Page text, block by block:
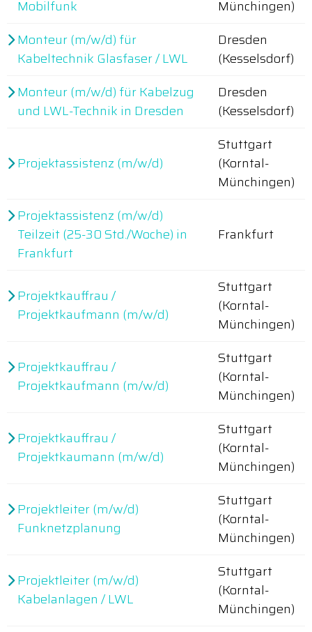
Mobilfunk
Münchingen)
Monteur (m/w/d) für
Kabeltechnik Glasfaser / LWL
Dresden
(Kesselsdorf)
Monteur (m/w/d) für Kabelzug
und LWL-Technik in Dresden
Dresden
(Kesselsdorf)
Projektassistenz (m/w/d)
Stuttgart
(Korntal-
Münchingen)
Projektassistenz (m/w/d)
Teilzeit (25-30 Std./Woche) in
Frankfurt
Frankfurt
Projektkauffrau /
Projektkaufmann (m/w/d)
Stuttgart
(Korntal-
Münchingen)
Projektkauffrau /
Projektkaufmann (m/w/d)
Stuttgart
(Korntal-
Münchingen)
Projektkauffrau /
Projektkaumann (m/w/d)
Stuttgart
(Korntal-
Münchingen)
Projektleiter (m/w/d)
Funknetzplanung
Stuttgart
(Korntal-
Münchingen)
Projektleiter (m/w/d)
Kabelanlagen / LWL
Stuttgart
(Korntal-
Münchingen)